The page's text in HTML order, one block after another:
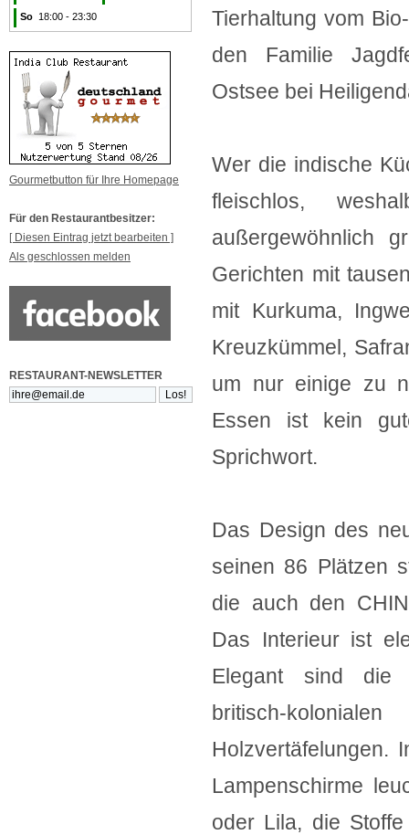
So 18:00 - 23:30
Gourmetbutton für Ihre Homepage
Für den Restaurantbesitzer:
[ Diesen Eintrag jetzt bearbeiten ]
Als geschlossen melden
RESTAURANT-NEWSLETTER
Tierhaltung vom
den Familie
Ostsee bei
Wer die indische
fleischlos,
außergewöhnlich
Gerichten mit
mit Kurkuma,
Kreuzkümmel,
um nur einige zu
Essen ist kein
Sprichwort.
Das Design des
seinen 86 Plätzen
die auch den
Das Interieur ist
Elegant sind die
britisch-
Holzvertäfelungen.
Lampenschirme
oder Lila, die